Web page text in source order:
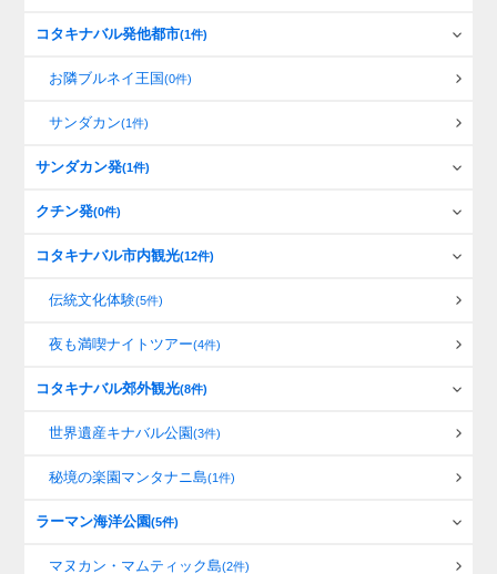
コタキナバル発他都市(1件)
お隣ブルネイ王国(0件)
サンダカン(1件)
サンダカン発(1件)
クチン発(0件)
コタキナバル市内観光(12件)
伝統文化体験(5件)
夜も満喫ナイトツアー(4件)
コタキナバル郊外観光(8件)
世界遺産キナバル公園(3件)
秘境の楽園マンタナニ島(1件)
ラーマン海洋公園(5件)
マヌカン・マムティック島(2件)